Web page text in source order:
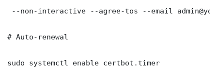
--non-interactive --agree-tos --email
# Auto-renewal
sudo systemctl enable certbot.timer